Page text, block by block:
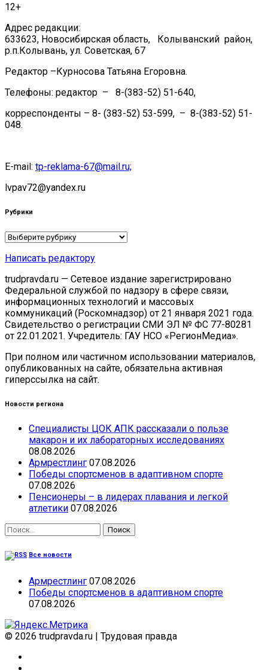
12+
Адрес редакции:
633623, Новосибирская область, Колыванский район,
р.п.Колывань, ул. Советская, 67
Редактор –Курносова Татьяна Егоровна.
Телефоны: редактор – 8-(383-52) 51-640,
корреспонденты – 8- (383-52) 53-599, – 8-(383-52) 51-
048.
E-mail: tp-reklama-67@mail.ru;
lvpav72@yandex.ru
Рубрики
Рубрики
Написать редактору
trudpravda.ru — Сетевое издание зарегистрировано
Федеральной службой по надзору в сфере связи,
информационных технологий и массовых
коммуникаций (Роскомнадзор) от 21 января 2021 года.
Свидетельство о регистрации СМИ ЭЛ № ФС 77-80281
от 22.01.2021. Учредитель: ГАУ НСО «РегионМедиа».
При полном или частичном использовании материалов,
опубликованных на сайте, обязательна активная
гиперссылка на сайт.
Новости региона
Специалисты ЦОК АПК рассказали о пользе
макарон и их лабораторных исследованиях
08.08.2026
Армрестлинг 07.08.2026
Победы спортсменов в адаптивном спорте
07.08.2026
Пенсионеры – в лидерах плавания и легкой
атлетики 07.08.2026
Найти:
Все новости
Армрестлинг 07.08.2026
Победы спортсменов в адаптивном спорте
07.08.2026
© 2026 trudpravda.ru | Трудовая правда